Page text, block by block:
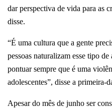
dar perspectiva de vida para as
disse.
“É uma cultura que a gente
pessoas naturalizam esse tipo
pontuar sempre que é uma
adolescentes”, disse a primeira-
Apesar do mês de junho ser